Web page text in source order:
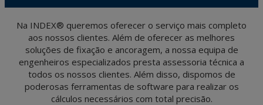
Portalada II | c/ Segador 13, 26006 | Logroño (La Rioja).
Na INDEX® queremos oferecer o serviço mais completo
aos nossos clientes. Além de oferecer as melhores
soluções de fixação e ancoragem, a nossa equipa de
engenheiros especializados presta assessoria técnica a
todos os nossos clientes. Além disso, dispomos de
poderosas ferramentas de software para realizar os
cálculos necessários com total precisão.